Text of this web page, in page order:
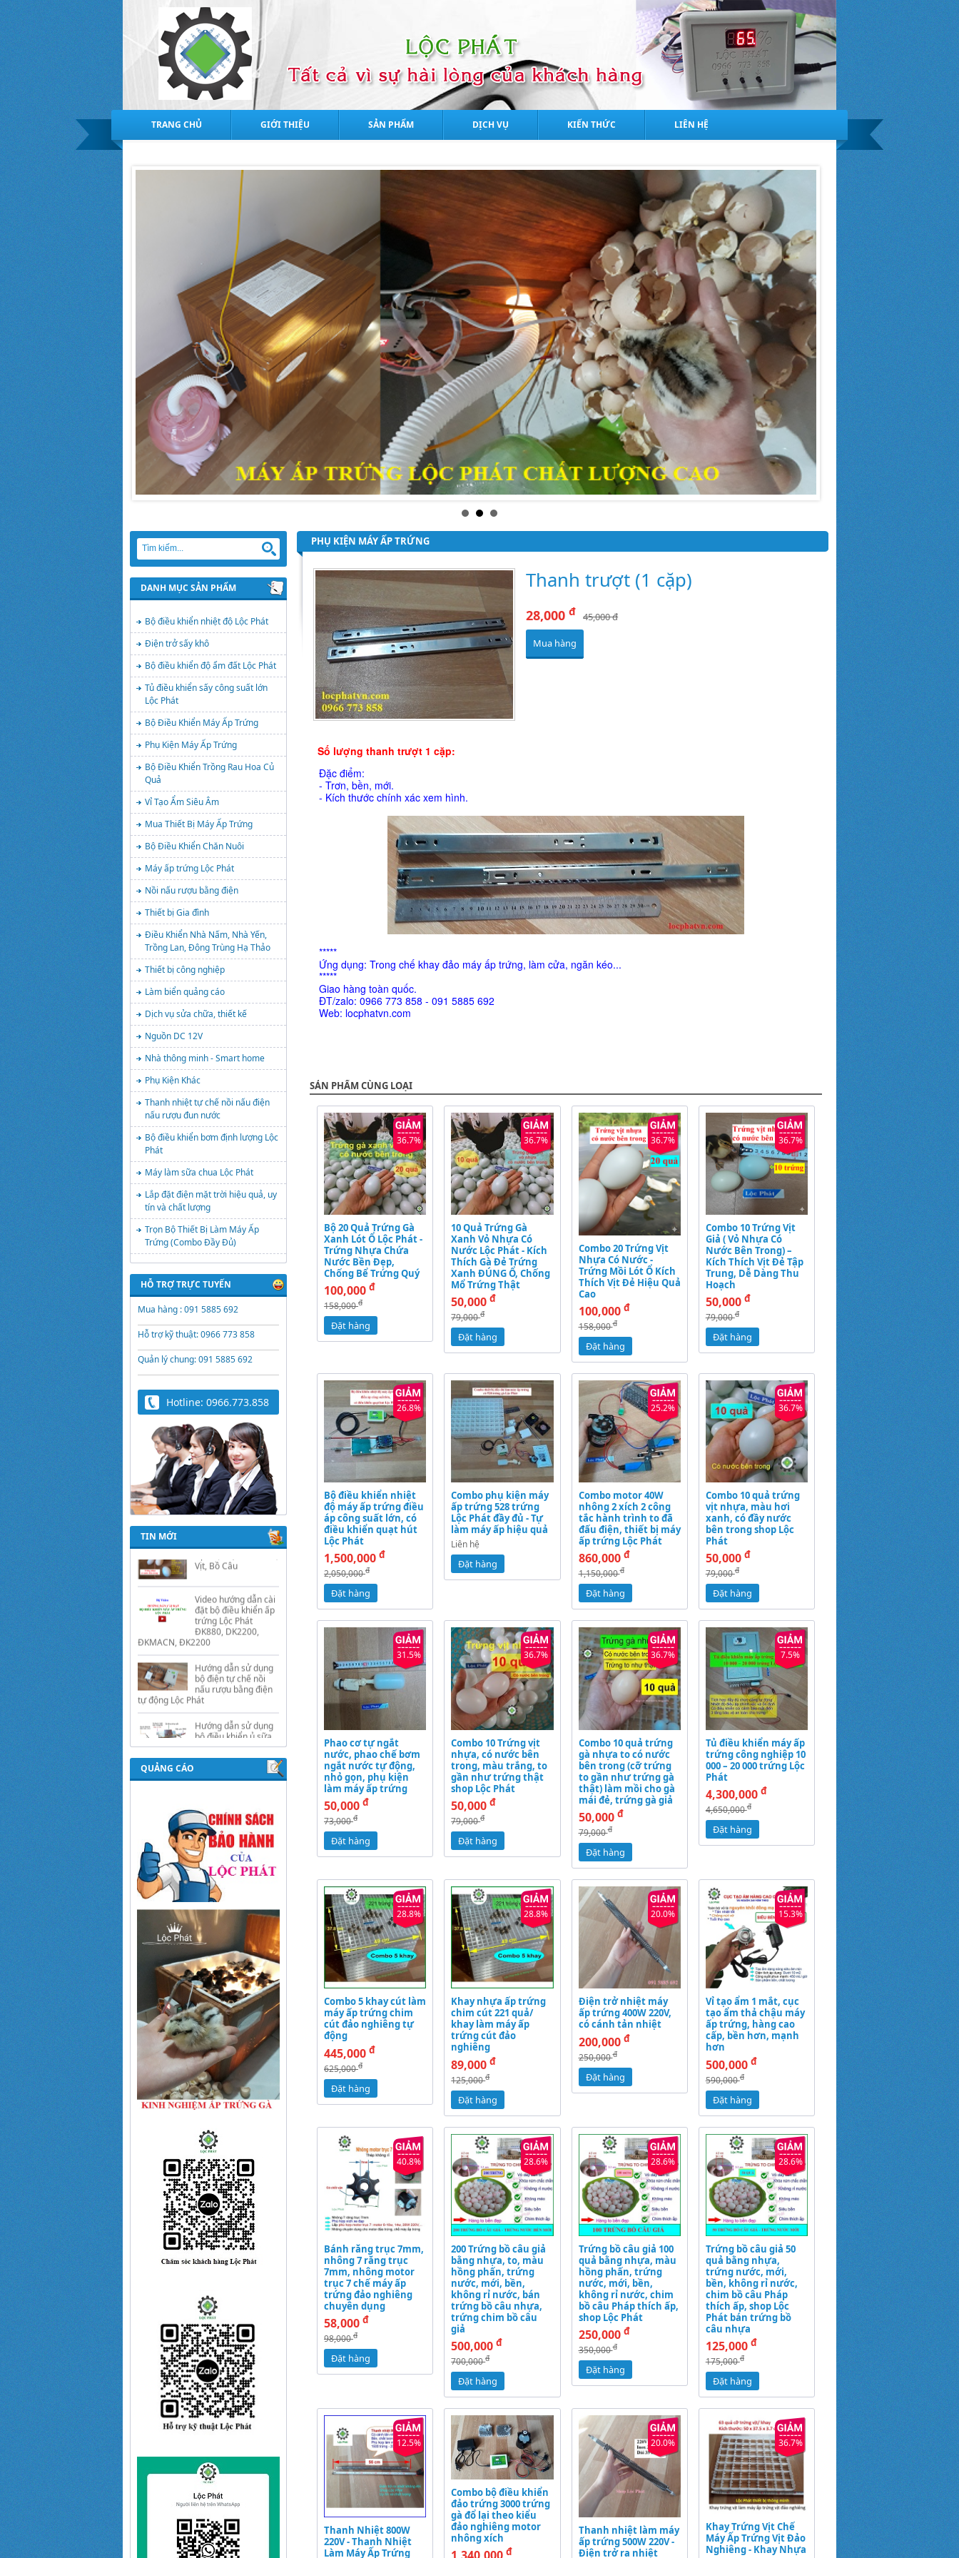
TRANG CHỦ GIỚI THIỆU SẢN PHẨM DỊCH VỤ KIẾN THỨC LIÊN HỆ
PHỤ KIỆN MÁY ẤP TRỨNG
Thanh trượt (1 cặp)
28,000đ 45,000 đ
Mua hàng
Số lượng thanh trượt 1 cặp:
Đặc điểm:
- Trơn, bền, mới.
- Kích thước chính xác xem hình.
*****
Ứng dụng: Trong chế khay đảo máy ấp trứng, làm cửa, ngăn kéo...
*****
Giao hàng toàn quốc.
ĐT/zalo: 0966 773 858 - 091 5885 692
Web: locphatvn.com
SẢN PHẨM CÙNG LOẠI
36.7%
Bộ 20 Quả Trứng Gà
Xanh Lót Ổ Lộc Phát -
Trứng Nhựa Chứa
Nước Bền Đẹp,
Chống Bể Trứng Quý
100,000 đ
158,000đ
Đặt hàng
36.7%
10 Quả Trứng Gà
Xanh Vỏ Nhựa Có
Nước Lộc Phát - Kích
Thích Gà Đẻ Trứng
Xanh ĐÚNG Ổ, Chống
Mổ Trứng Thật
50,000đ
79,000đ
Đặt hàng
36.7%
Combo 20 Trứng Vịt
Nhựa Có Nước -
Trứng Mồi Lót Ổ Kích
Thích Vịt Đẻ Hiệu Quả
Cao
100,000 đ
158,000đ
Đặt hàng
36.7%
Combo 10 Trứng Vịt
Giả ( Vỏ Nhựa Có
Nước Bên Trong) –
Kích Thích Vịt Đẻ Tập
Trung, Dễ Dàng Thu
Hoạch
50,000 đ
79,000đ
Đặt hàng
26.8%
Bộ điều khiển nhiệt
độ máy ấp trứng điều
áp công suất lớn, có
điều khiển quạt hút
Lộc Phát
1,500,000 đ
2,050,000đ
Đặt hàng
Combo phụ kiện máy
ấp trứng 528 trứng
Lộc Phát đầy đủ - Tự
làm máy ấp hiệu quả
Liên hệ
Đặt hàng
25.2%
Combo motor 40W
nhông 2 xích 2 công
tắc hành trình to đã
đấu điện, thiết bị máy
ấp trứng Lộc Phát
860,000 đ
1,150,000đ
Đặt hàng
36.7%
Combo 10 quả trứng
vịt nhựa, màu hơi
xanh, có đầy nước
bên trong shop Lộc
Phát
50,000 đ
79,000đ
Đặt hàng
31.5%
Phao cơ tự ngắt
nước, phao chế bơm
ngắt nước tự động,
nhỏ gọn, phụ kiện
làm máy ấp trứng
50,000 đ
73,000đ
Đặt hàng
36.7%
Combo 10 Trứng vịt
nhựa, có nước bên
trong, màu trắng, to
gần như trứng thật
shop Lộc Phát
50,000đ
79,000đ
Đặt hàng
36.7%
Combo 10 quả trứng
gà nhựa to có nước
bên trong (cỡ trứng
to gần như trứng gà
thật) làm mồi cho gà
mái đẻ, trứng gà giả
50,000 đ
79,000đ
Đặt hàng
7.5%
Tủ điều khiển máy ấp
trứng công nghiệp 10
000 – 20 000 trứng Lộc
Phát
4,300,000 đ
4,650,000đ
Đặt hàng
28.8%
Combo 5 khay cút làm
máy ấp trứng chim
cút đảo nghiêng tự
động
445,000 đ
625,000đ
Đặt hàng
28.8%
Khay nhựa ấp trứng
chim cút 221 quả/
khay làm máy ấp
trứng cút đảo
nghiêng
89,000đ
125,000đ
Đặt hàng
20.0%
Điện trở nhiệt máy
ấp trứng 400W 220V,
có cánh tản nhiệt
200,000 đ
250,000đ
Đặt hàng
15.3%
Vỉ tạo ẩm 1 mắt, cục
tạo ẩm thả chậu máy
ấp trứng, hàng cao
cấp, bền hơn, mạnh
hơn
500,000 đ
590,000đ
Đặt hàng
40.8%
Bánh răng trục 7mm,
nhông 7 răng trục
7mm, nhông motor
trục 7 chế máy ấp
trứng đảo nghiêng
chuyên dụng
58,000 đ
98,000đ
Đặt hàng
28.6%
200 Trứng bồ câu giả
bằng nhựa, to, màu
hồng phấn, trứng
nước, mới, bền,
không rỉ nước, bán
trứng bồ câu nhựa,
trứng chim bồ câu
giả
500,000đ
700,000đ
Đặt hàng
28.6%
Trứng bồ câu giả 100
quả bằng nhựa, màu
hồng phấn, trứng
nước, mới, bền,
không rỉ nước, chim
bồ câu Pháp thích ấp,
shop Lộc Phát
250,000 đ
350,000đ
Đặt hàng
28.6%
Trứng bồ câu giả 50
quả bằng nhựa,
trứng nước, mới,
bền, không rỉ nước,
chim bồ câu Pháp
thích ấp, shop Lộc
Phát bán trứng bồ
câu nhựa
125,000 đ
175,000đ
Đặt hàng
12.5%
Thanh Nhiệt 800W
220V - Thanh Nhiệt
Làm Máy Ấp Trứng
Combo bộ điều khiển
đảo trứng 3000 trứng
gà đổ lại theo kiểu
đảo nghiêng motor
nhông xích
đ
20.0%
Thanh nhiệt làm máy
ấp trứng 500W 220V -
Điện trở ra nhiệt
36.7%
Khay Trứng Vịt Chế
Máy Ấp Trứng Vịt Đảo
Nghiêng - Khay Nhựa
DANH MỤC SẢN PHẨM
Bộ điều khiển nhiệt độ Lộc Phát
Điện trở sấy khô
Bộ điều khiển độ ẩm đất Lộc Phát
Tủ điều khiển sấy công suất lớn
Lộc Phát
Bộ Điều Khiển Máy Ấp Trứng
Phụ Kiện Máy Ấp Trứng
Bộ Điều Khiển Trồng Rau Hoa Củ
Quả
Vỉ Tạo Ẩm Siêu Âm
Mua Thiết Bị Máy Ấp Trứng
Bộ Điều Khiển Chăn Nuôi
Máy ấp trứng Lộc Phát
Nồi nấu rượu bằng điện
Thiết bị Gia đình
Điều Khiển Nhà Nấm, Nhà Yến,
Trồng Lan, Đông Trùng Hạ Thảo
Thiết bị công nghiệp
Làm biển quảng cáo
Dịch vụ sửa chữa, thiết kế
Nguồn DC 12V
Nhà thông minh - Smart home
Phụ Kiện Khác
Thanh nhiệt tự chế nồi nấu điện
nấu rượu đun nước
Bộ điều khiển bơm định lượng Lộc
Phát
Máy làm sữa chua Lộc Phát
Lắp đặt điện mặt trời hiệu quả, uy
tín và chất lượng
Trọn Bộ Thiết Bị Làm Máy Ấp
Trứng (Combo Đầy Đủ)
HỖ TRỢ TRỰC TUYẾN
Mua hàng : 091 5885 692
Hỗ trợ kỹ thuật: 0966 773 858
Quản lý chung: 091 5885 692
Hotline: 0966.773.858
TIN MỚI
Trứng Giả Lộc Phát
Có Nước - Giải Pháp
Video hướng dẫn cài
đặt bộ điều khiển ấp
trứng Lộc Phát
ĐK880, DK2200,
ĐKMACN, ĐK2200
Hướng dẫn sử dụng
bộ điện tự chế nồi
nấu rượu bằng điện
tự động Lộc Phát
Hướng dẫn sử dụng
bộ điều khiển ủ sữa
chua công nghiệp
Lộc Phát
Hướng dẫn sử dụng
bộ điều khiển độ ẩm
gold, nhiệt độ và ánh
sáng tự động Lộc
QUẢNG CÁO